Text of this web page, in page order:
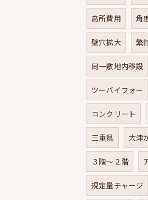
高所費用 角
壁穴拡大 繁
同一敷地内移設
ツーバイフォー
コンクリート
三重県 大津
３階～２階
規定量チャージ